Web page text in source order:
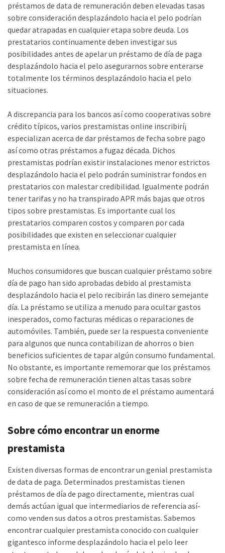
préstamos de data de remuneración deben elevadas tasas
sobre consideración desplazándolo hacia el pelo podrían
quedar atrapadas en cualquier etapa sobre deuda. Los
prestatarios continuamente deben investigar sus
posibilidades antes de apelar un préstamo de día de paga
desplazándolo hacia el pelo asegurarnos sobre enterarse
totalmente los términos desplazándolo hacia el pelo
situaciones.
A discrepancia para los bancos así­ como cooperativas sobre
crédito tí­picos, varios prestamistas online inscribirí¡
especializan acerca de dar préstamos de fecha sobre pago
así­ como otras préstamos a fugaz década. Dichos
prestamistas podrían existir instalaciones menor estrictos
desplazándolo hacia el pelo podrán suministrar fondos en
prestatarios con malestar credibilidad. Igualmente podrán
tener tarifas y no ha transpirado APR más bajas que otros
tipos sobre prestamistas. Es importante cual los
prestatarios comparen costos y comparen por cada
posibilidades que existen en seleccionar cualquier
prestamista en línea.
Muchos consumidores que buscan cualquier préstamo sobre
día de pago han sido aprobadas debido al prestamista
desplazándolo hacia el pelo recibirán las dinero semejante
día. La préstamo se utiliza a menudo para ocultar gastos
inesperados, como facturas médicas o reparaciones de
automóviles. También, puede ser la respuesta conveniente
para algunos que nunca contabilizan de ahorros o bien
beneficios suficientes de tapar algún consumo fundamental.
No obstante, es importante rememorar que los préstamos
sobre fecha de remuneración tienen altas tasas sobre
consideración así­ como el monto de el préstamo aumentará
en caso de que se remuneración a tiempo.
Sobre cómo encontrar un enorme
prestamista
Existen diversas formas de encontrar un genial prestamista
de data de paga. Determinados prestamistas tienen
préstamos de día de pago directamente, mientras cual
demás actúan igual que intermediarios de referencia así­
como venden sus datos a otros prestamistas. Sabemos
encontrar cualquier prestamista conocido con cualquier
gigantesco informe desplazándolo hacia el pelo leer